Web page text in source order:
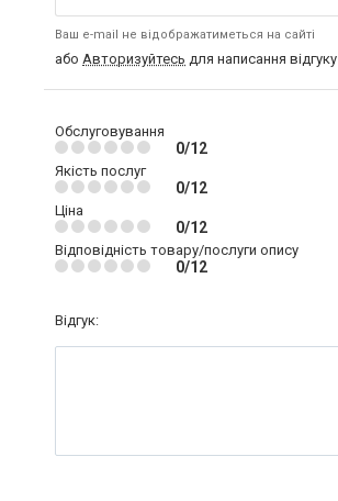
Ваш e-mail не відображатиметься на сайті
або Авторизуйтесь для написання відгуку
Обслуговування
0/12
Якість послуг
0/12
Ціна
0/12
Відповідність товару/послуги опису
0/12
Відгук: